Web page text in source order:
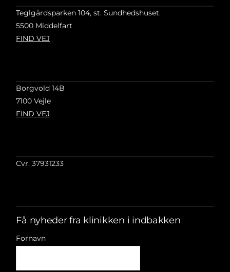
Teglgårdsparken 104, st. Sundhedshuset.
5500 Middelfart
FIND VEJ
Borgvold 14B
7100 Vejle
FIND VEJ
Cvr. 37931233
Få nyheder fra klinikken i indbakken
Fornavn